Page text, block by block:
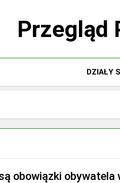
Przegląd
DZIAŁY
obowiązki obywatela